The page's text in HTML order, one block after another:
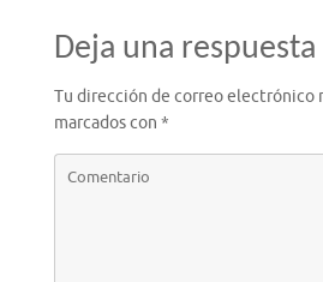
Deja una respuesta
Tu dirección de correo electrónico
marcados con *